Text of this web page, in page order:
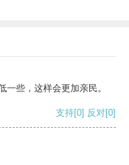
些，这样会更加亲民。
支持[0] 反对[0]